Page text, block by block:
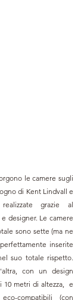
le camere sugli
di Kent Lindvall e
grazie al
designer. Le camere
sono sette (ma ne
inserite
suo totale rispetto.
con un design
metri di altezza,  e
compatibili (con